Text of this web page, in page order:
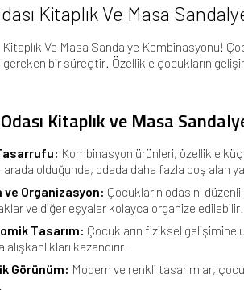
Kitaplık Ve Masa
Kitaplık Ve Masa Sandalye Kombinasyonu!
bir süreçtir. Özellikle çocukların
Kitaplık ve Masa
Kombinasyon ürünleri, özellikle
olduğunda, odada daha fazla boş alan
ve Organizasyon: Çocukların odasını
ve diğer eşyalar kolayca organize edilebilir.
Tasarım: Çocukların fiziksel gelişimine
kazandırır.
Görünüm: Modern ve renkli tasarımlar,